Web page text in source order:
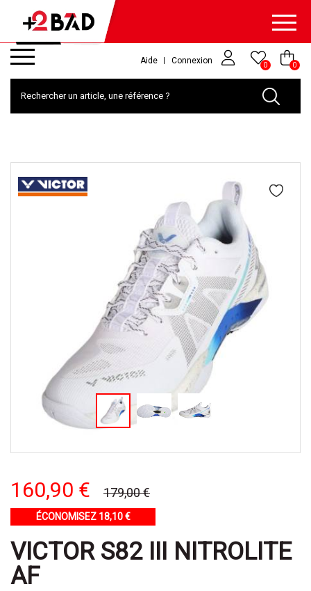
Aide Connexion 0 0
160,90 € 179,00 €
ÉCONOMISEZ 18,10 €
VICTOR S82 III NITROLITE
AF